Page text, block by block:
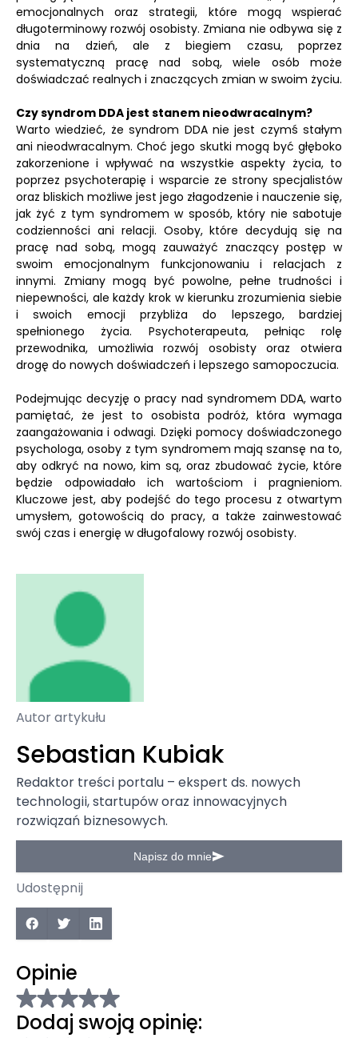
emocjonalnych oraz strategii, które mogą wspierać
długoterminowy rozwój osobisty. Zmiana nie odbywa się z
dnia na dzień, ale z biegiem czasu, poprzez
systematyczną pracę nad sobą, wiele osób może
doświadczać realnych i znaczących zmian w swoim życiu.
Czy syndrom DDA jest stanem nieodwracalnym?
Warto wiedzieć, że syndrom DDA nie jest czymś stałym
ani nieodwracalnym. Choć jego skutki mogą być głęboko
zakorzenione i wpływać na wszystkie aspekty życia, to
poprzez psychoterapię i wsparcie ze strony specjalistów
oraz bliskich możliwe jest jego złagodzenie i nauczenie się,
jak żyć z tym syndromem w sposób, który nie sabotuje
codzienności ani relacji. Osoby, które decydują się na
pracę nad sobą, mogą zauważyć znaczący postęp w
swoim emocjonalnym funkcjonowaniu i relacjach z
innymi. Zmiany mogą być powolne, pełne trudności i
niepewności, ale każdy krok w kierunku zrozumienia siebie
i swoich emocji przybliża do lepszego, bardziej
spełnionego życia. Psychoterapeuta, pełniąc rolę
przewodnika, umożliwia rozwój osobisty oraz otwiera
drogę do nowych doświadczeń i lepszego samopoczucia.
Podejmując decyzję o pracy nad syndromem DDA, warto
pamiętać, że jest to osobista podróż, która wymaga
zaangażowania i odwagi. Dzięki pomocy doświadczonego
psychologa, osoby z tym syndromem mają szansę na to,
aby odkryć na nowo, kim są, oraz zbudować życie, które
będzie odpowiadało ich wartościom i pragnieniom.
Kluczowe jest, aby podejść do tego procesu z otwartym
umysłem, gotowością do pracy, a także zainwestować
swój czas i energię w długofalowy rozwój osobisty.
Autor artykułu
Sebastian Kubiak
Redaktor treści portalu – ekspert ds. nowych
technologii, startupów oraz innowacyjnych
rozwiązań biznesowych.
Napisz do mnie
Udostępnij
Opinie
Dodaj swoją opinię: